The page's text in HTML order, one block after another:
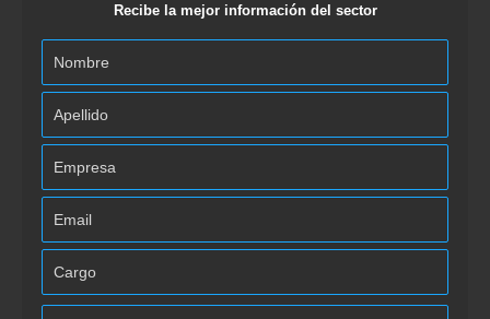
Recibe la mejor información del sector